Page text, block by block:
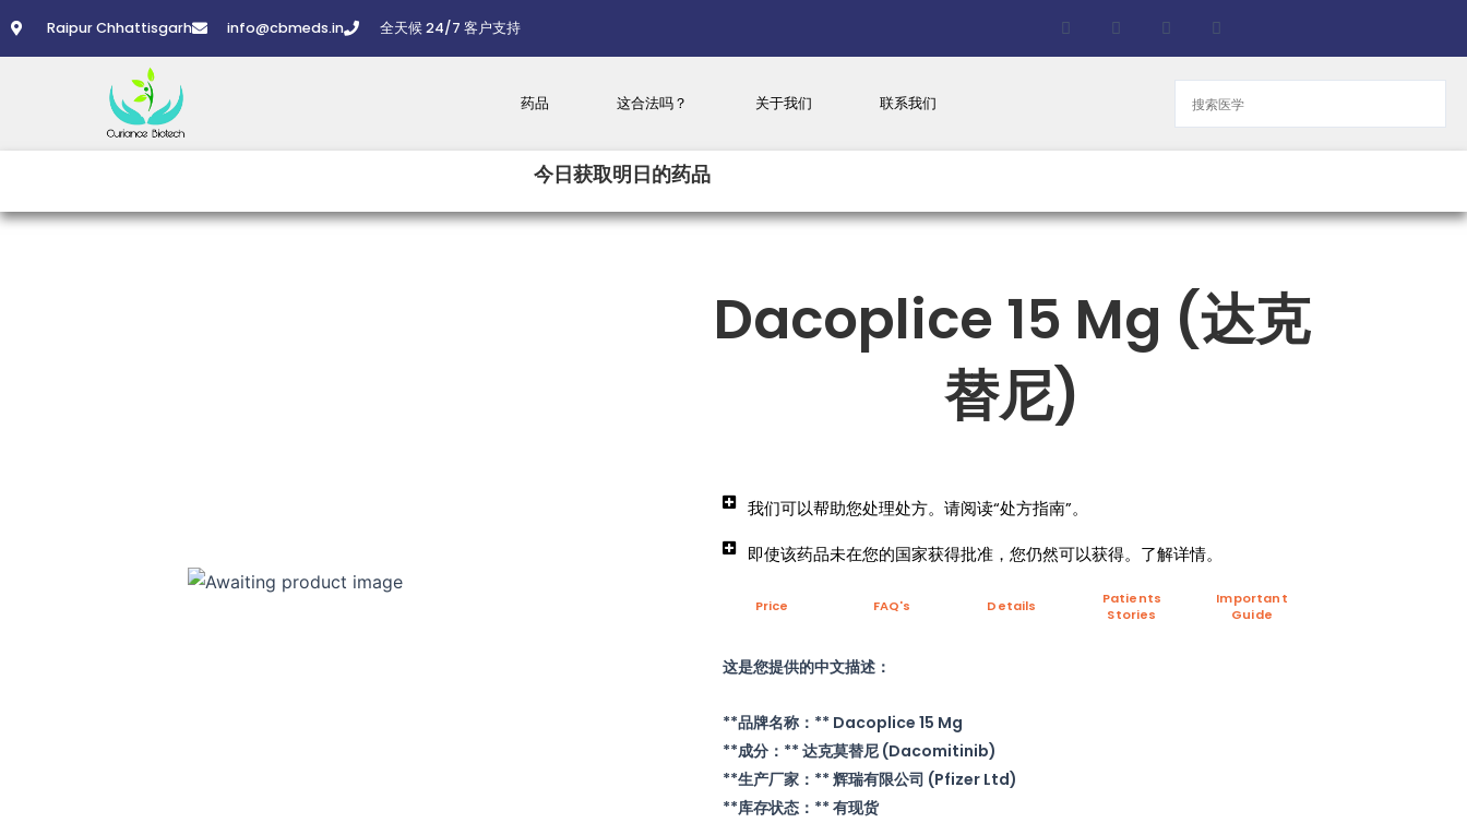
to
Raipur Chhattisgarh info@cbmeds.in 全天候 24/7 客户支持 F
a
T
w
G
i
B
i
u
c
k
e
t
药品 这合法吗？ 关于我们 联系我们
今日获取明日的药品
Dacoplice 15 Mg (达克
替尼)
我们可以帮助您处理处方。请阅读“处方指南”。
即使该药品未在您的国家获得批准，您仍然可以获得。了解详情。
Price FAQ's Details
Patients
Stories
Important
Guide
这是您提供的中文描述：
**品牌名称：** Dacoplice 15 Mg
**成分：** 达克莫替尼 (Dacomitinib)
**生产厂家：** 辉瑞有限公司 (Pfizer Ltd)
**库存状态：** 有现货